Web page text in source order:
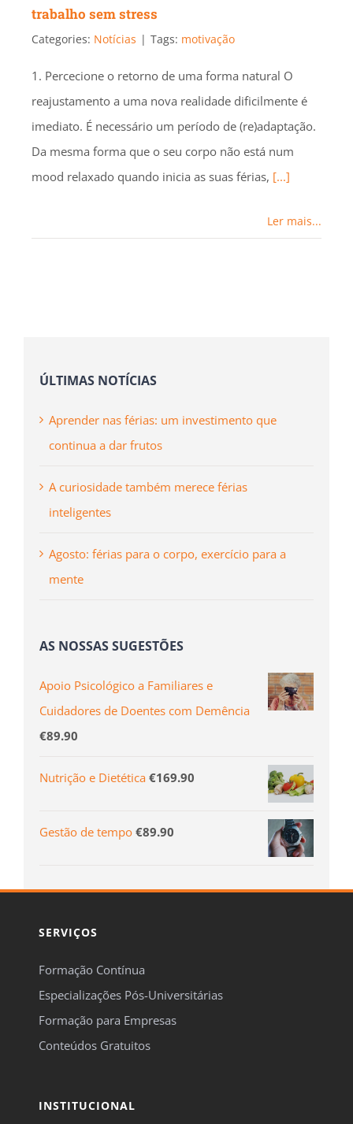
trabalho sem stress
Categories: Notícias | Tags: motivação
1. Percecione o retorno de uma forma natural O
reajustamento a uma nova realidade dificilmente é
imediato. É necessário um período de (re)adaptação.
Da mesma forma que o seu corpo não está num
mood relaxado quando inicia as suas férias, [...]
Ler mais...
ÚLTIMAS NOTÍCIAS
Aprender nas férias: um investimento que
continua a dar frutos
A curiosidade também merece férias
inteligentes
Agosto: férias para o corpo, exercício para a
mente
AS NOSSAS SUGESTÕES
Apoio Psicológico a Familiares e
Cuidadores de Doentes com Demência
€89.90
Nutrição e Dietética €169.90
Gestão de tempo €89.90
SERVIÇOS
Formação Contínua
Especializações Pós-Universitárias
Formação para Empresas
Conteúdos Gratuitos
INSTITUCIONAL